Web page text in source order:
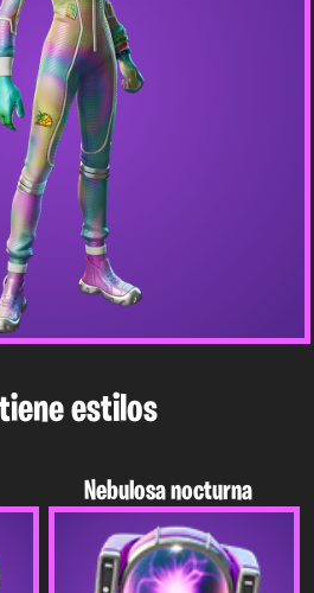
estilos
Nebulosa nocturna